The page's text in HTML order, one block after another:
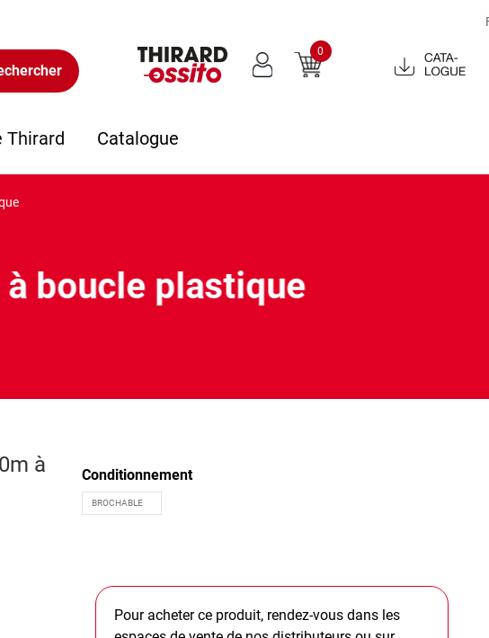
0
Catalogue
2022
Thirard Catalogue
boucle plastique
à
Conditionnement
Pour acheter ce produit, rendez-vous dans les